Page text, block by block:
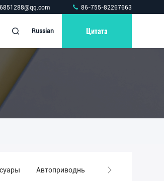
86-755-82267663
Russian Цитата
Автоприводные валы и аксессуары